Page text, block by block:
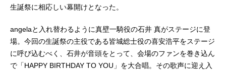
生誕祭に相応しい幕開けとなった。
angelaと入れ替わるように真壁一騎役の石井 真がステージに登
場。今回の生誕祭の主役である皆城総士役の喜安浩平をステージ
に呼び込むべく、石井が音頭をとって、会場のファンを巻き込ん
で「HAPPY BIRTHDAY TO YOU」を大合唱。その歌声に迎え入